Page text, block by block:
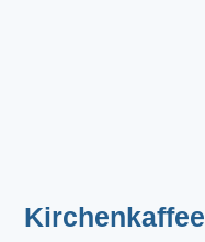
Kirchenkaffee